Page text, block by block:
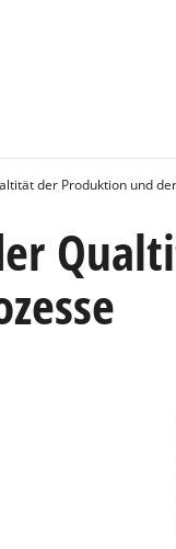
der Produktion und